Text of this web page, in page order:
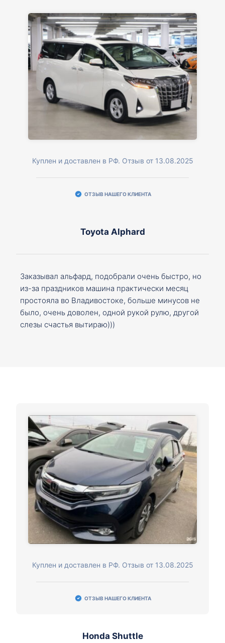
Куплен и доставлен в РФ. Отзыв от 13.08.2025
ОТЗЫВ НАШЕГО КЛИЕНТА
Toyota Alphard
Заказывал альфард, подобрали очень быстро, но
из-за праздников машина практически месяц
простояла во Владивостоке, больше минусов не
было, очень доволен, одной рукой рулю, другой
слезы счастья вытираю)))
Куплен и доставлен в РФ. Отзыв от 13.08.2025
ОТЗЫВ НАШЕГО КЛИЕНТА
Honda Shuttle